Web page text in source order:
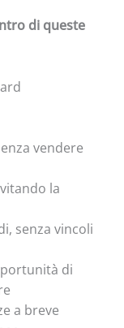
di queste
vendere
la
senza vincoli
di
a breve